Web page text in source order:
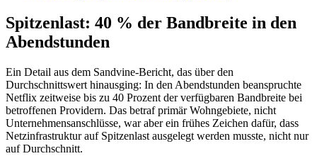
Spitzenlast: 40 % der Bandbreite in den
Abendstunden
Ein Detail aus dem Sandvine-Bericht, das über den
Durchschnittswert hinausging: In den Abendstunden beanspruchte
Netflix zeitweise bis zu 40 Prozent der verfügbaren Bandbreite bei
betroffenen Providern. Das betraf primär Wohngebiete, nicht
Unternehmensanschlüsse, war aber ein frühes Zeichen dafür, dass
Netzinfrastruktur auf Spitzenlast ausgelegt werden musste, nicht nur
auf Durchschnitt.